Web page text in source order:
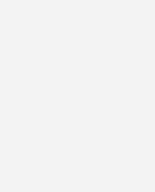
sind in einem
der Bundesregierung
ergiebigen Markt.
Information der
des Handwerks